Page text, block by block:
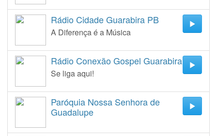
Rádio Cidade Guarabira PB
A Diferença é a Música
Rádio Conexão Gospel Guarabira
Se liga aqui!
Paróquia Nossa Senhora de
Guadalupe